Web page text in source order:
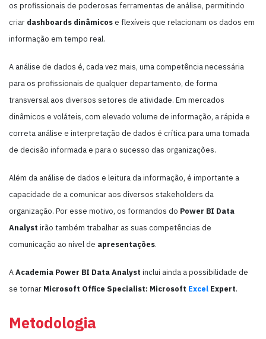
os profissionais de poderosas ferramentas de análise, permitindo
criar dashboards dinâmicos e flexíveis que relacionam os dados em
informação em tempo real.
A análise de dados é, cada vez mais, uma competência necessária
para os profissionais de qualquer departamento, de forma
transversal aos diversos setores de atividade. Em mercados
dinâmicos e voláteis, com elevado volume de informação, a rápida e
correta análise e interpretação de dados é crítica para uma tomada
de decisão informada e para o sucesso das organizações.
Além da análise de dados e leitura da informação, é importante a
capacidade de a comunicar aos diversos stakeholders da
organização. Por esse motivo, os formandos do Power BI Data
Analyst irão também trabalhar as suas competências de
comunicação ao nível de apresentações.
AAcademia Power BI Data Analyst inclui ainda a possibilidade de
se tornar Microsoft Office Specialist: Microsoft Excel Expert.
Metodologia